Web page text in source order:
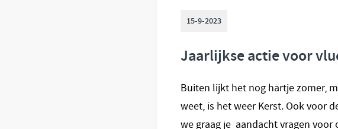
15-9-2023
Jaarlijkse actie voor
Buiten lijkt het nog hartje zomer,
weet, is het weer Kerst. Ook voor
we graag je aandacht vragen